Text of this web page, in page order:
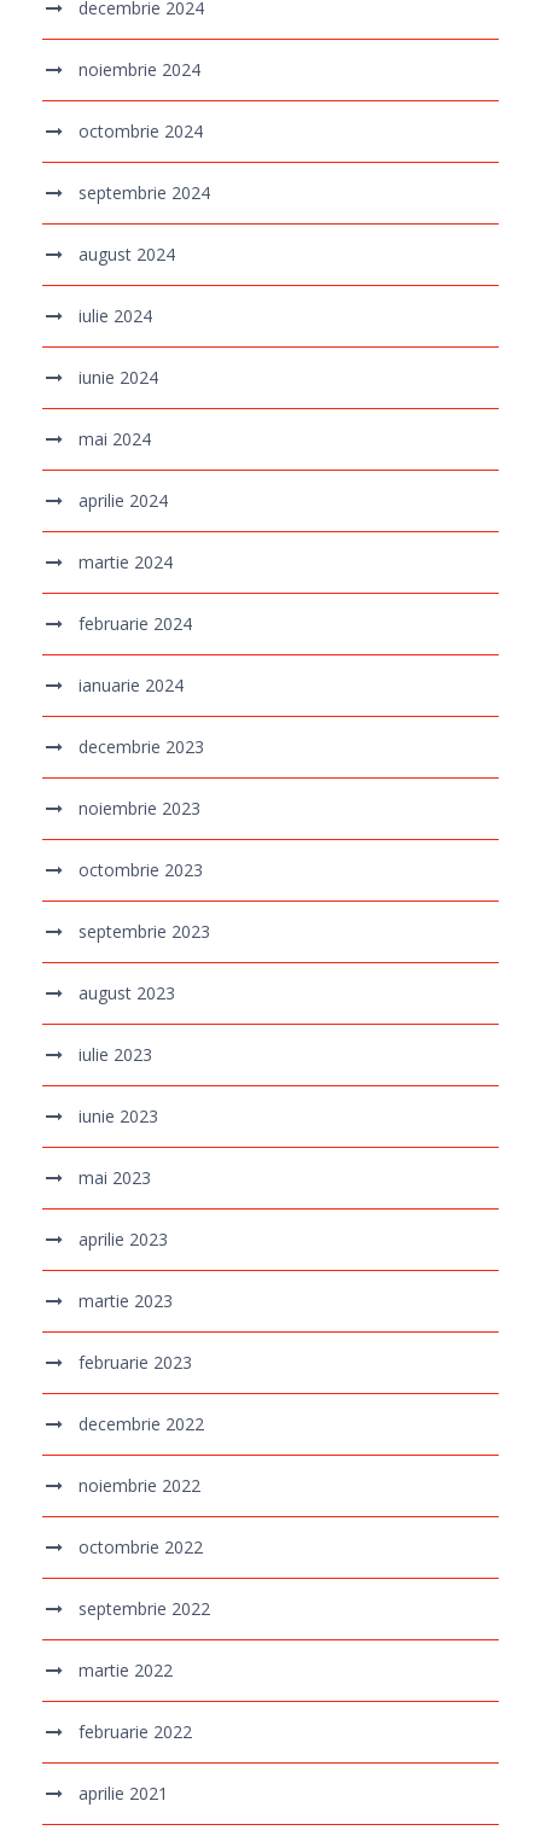
decembrie 2024
noiembrie 2024
octombrie 2024
septembrie 2024
august 2024
iulie 2024
iunie 2024
mai 2024
aprilie 2024
martie 2024
februarie 2024
ianuarie 2024
decembrie 2023
noiembrie 2023
octombrie 2023
septembrie 2023
august 2023
iulie 2023
iunie 2023
mai 2023
aprilie 2023
martie 2023
februarie 2023
decembrie 2022
noiembrie 2022
octombrie 2022
septembrie 2022
martie 2022
februarie 2022
aprilie 2021